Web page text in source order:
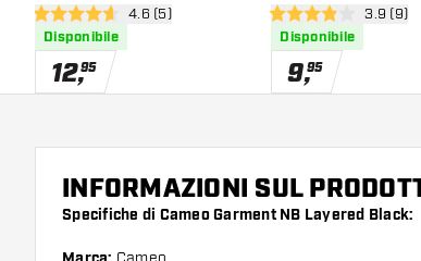
apri pannello recensioni
4.6 stelle di valutazione
4.6 (5)
Disponibile
12,95
apri
3.9 stelle di valutazione
3.9 (9)
Disponibile
9,95
INFORMAZIONI SUL
Specifiche di Cameo Garment NB Layered Black: